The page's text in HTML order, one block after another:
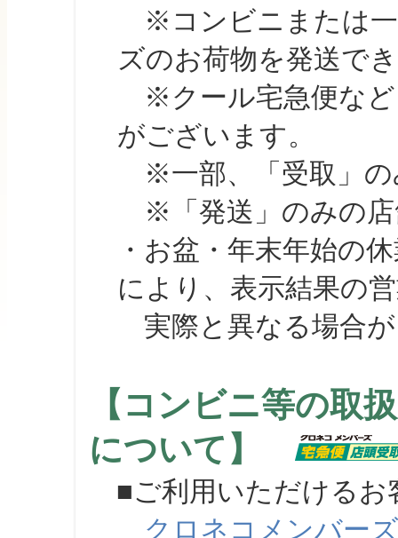
※コンビニまたは一
ズのお荷物を発送で
※クール宅急便など
がございます。
※一部、「受取」の
※「発送」のみの店
・お盆・年末年始の
により、表示結果の
実際と異なる場合が
【コンビニ等の取
について】
■ご利用いただけるお
クロネコメンバーズ